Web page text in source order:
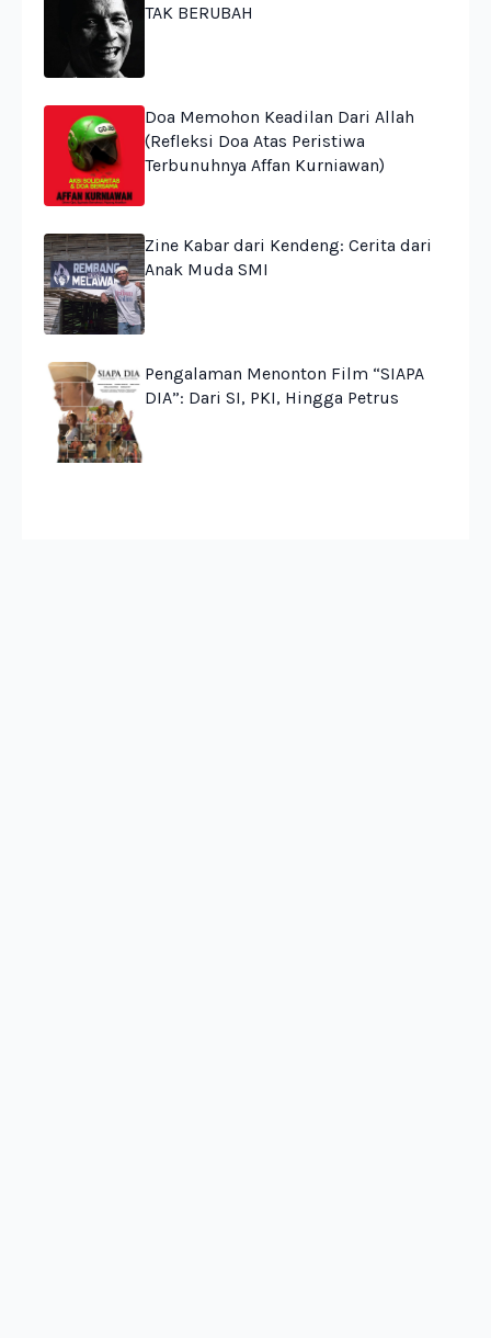
TAK BERUBAH
Doa Memohon Keadilan Dari Allah
(Refleksi Doa Atas Peristiwa
Terbunuhnya Affan Kurniawan)
Zine Kabar dari Kendeng: Cerita dari
Anak Muda SMI
Pengalaman Menonton Film “SIAPA
DIA”: Dari SI, PKI, Hingga Petrus